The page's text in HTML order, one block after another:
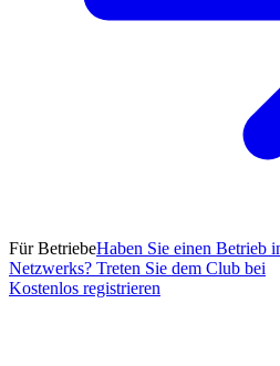
Für BetriebeHaben Sie einen Betrieb
Netzwerks? Treten Sie dem Club bei
Kostenlos registrieren